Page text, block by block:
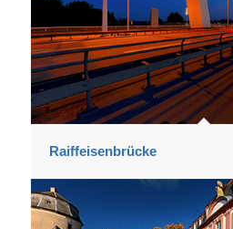
Raiffeisenbrücke